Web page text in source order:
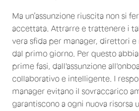
Ma un’assunzione riuscita non si
accettata. Attrarre e trattenere i
vera sfida per manager, direttori
dal primo giorno. Per questo
prime fasi, dall'assunzione
collaborativo e intelligente. I
manager evitano il sovraccarico
garantiscono a ogni nuova risorsa